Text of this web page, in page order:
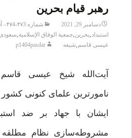
رهبر قیام بحرین
دسامبر 29, 2021
شماره ۴۷3-۴۷4– آذر ۱۴۰۰
استبداد,بحرین,جمعية الوفاق الإسلامية,سعودی
عیسی قاسم,شیعه p1404pasdar
آیت‌الله شیخ عیسی
نامورترین علمای کنونی
ایشان با جهاد بر ضد
مشروطه‌سازی نظام مطلقه